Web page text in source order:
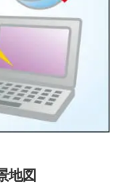
地図